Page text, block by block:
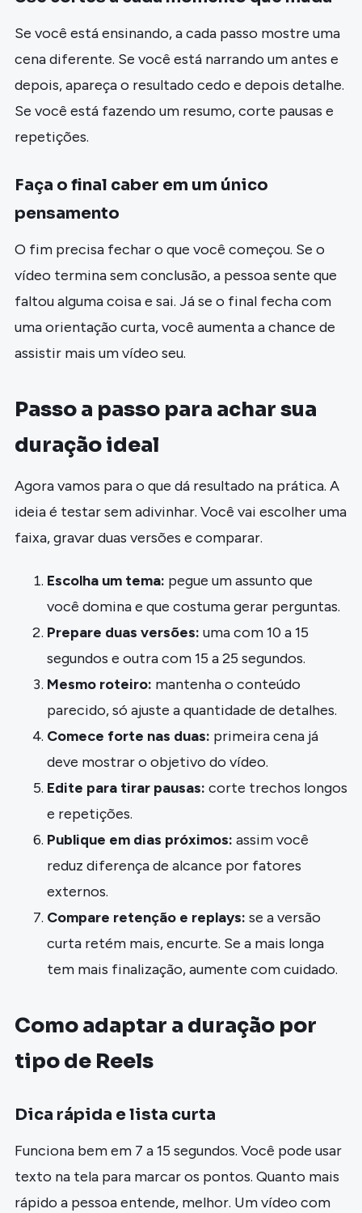
Se você está ensinando, a cada passo mostre uma
cena diferente. Se você está narrando um antes e
depois, apareça o resultado cedo e depois detalhe.
Se você está fazendo um resumo, corte pausas e
repetições.
Faça o final caber em um único
pensamento
O fim precisa fechar o que você começou. Se o
vídeo termina sem conclusão, a pessoa sente que
faltou alguma coisa e sai. Já se o final fecha com
uma orientação curta, você aumenta a chance de
assistir mais um vídeo seu.
Passo a passo para achar sua
duração ideal
Agora vamos para o que dá resultado na prática. A
ideia é testar sem adivinhar. Você vai escolher uma
faixa, gravar duas versões e comparar.
Escolha um tema: pegue um assunto que
você domina e que costuma gerar perguntas.
Prepare duas versões: uma com 10 a 15
segundos e outra com 15 a 25 segundos.
Mesmo roteiro: mantenha o conteúdo
parecido, só ajuste a quantidade de detalhes.
Comece forte nas duas: primeira cena já
deve mostrar o objetivo do vídeo.
Edite para tirar pausas: corte trechos longos
e repetições.
Publique em dias próximos: assim você
reduz diferença de alcance por fatores
externos.
Compare retenção e replays: se a versão
curta retém mais, encurte. Se a mais longa
tem mais finalização, aumente com cuidado.
Como adaptar a duração por
tipo de Reels
Dica rápida e lista curta
Funciona bem em 7 a 15 segundos. Você pode usar
texto na tela para marcar os pontos. Quanto mais
rápido a pessoa entende, melhor. Um vídeo com